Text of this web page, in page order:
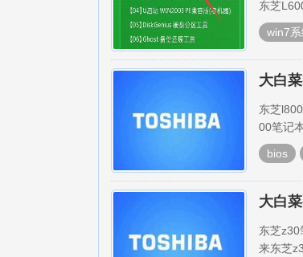
东芝
win7系
大白
东芝
00笔记
bios
大白
东芝z30
来东芝